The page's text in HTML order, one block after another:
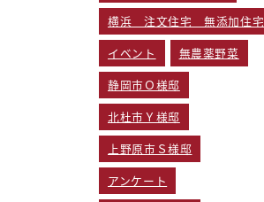
横浜 注文住宅 無添加住宅
イベント
無農薬野菜
静岡市Ｏ様邸
北杜市Ｙ様邸
上野原市Ｓ様邸
アンケート